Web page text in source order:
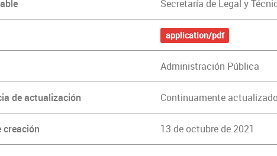
Secretaría de Legal y
application/pdf
Administración Pública
de actualización Continuamente
creación 13 de octubre de 2021